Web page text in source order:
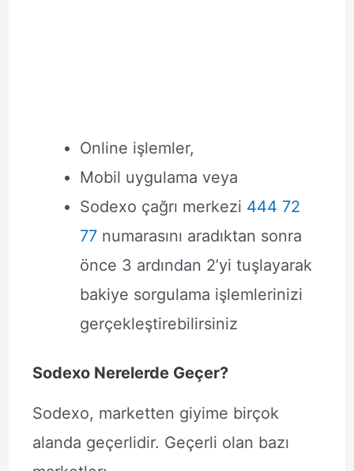
Online işlemler,
Mobil uygulama veya
Sodexo çağrı merkezi 444 72
77numarasını aradıktan sonra
önce 3 ardından 2’yi tuşlayarak
bakiye sorgulama işlemlerinizi
gerçekleştirebilirsiniz
Sodexo Nerelerde Geçer?
Sodexo, marketten giyime birçok
alanda geçerlidir. Geçerli olan bazı